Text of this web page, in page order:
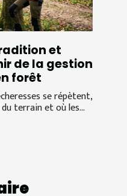
et
de la gestion
forêt
se répètent,
terrain et où les...